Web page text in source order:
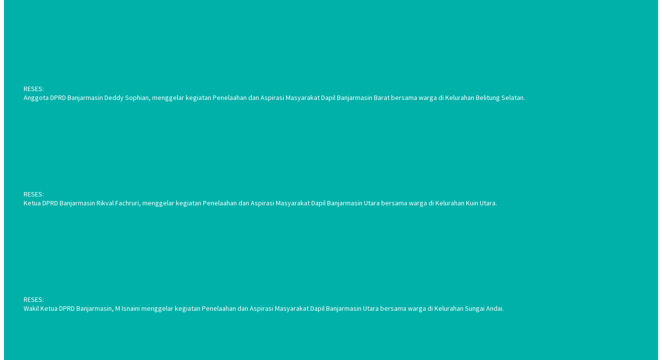
RESES:
Anggota DPRD Banjarmasin Deddy Sophian, menggelar kegiatan Penelaahan dan Aspirasi Masyarakat Dapil Banjarmasin Barat bersama warga di Kelurahan Belitung Selatan.
RESES:
Ketua DPRD Banjarmasin Rikval Fachruri, menggelar kegiatan Penelaahan dan Aspirasi Masyarakat Dapil Banjarmasin Utara bersama warga di Kelurahan Kuin Utara.
RESES:
Wakil Ketua DPRD Banjarmasin, M Isnaini menggelar kegiatan Penelaahan dan Aspirasi Masyarakat Dapil Banjarmasin Utara bersama warga di Kelurahan Sungai Andai.